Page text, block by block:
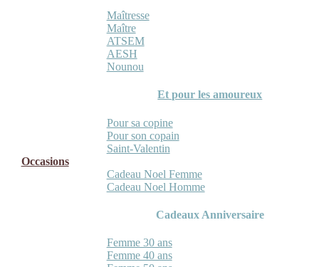
Maîtresse
Maître
ATSEM
AESH
Nounou
Et pour les amoureux
Pour sa copine
Pour son copain
Saint-Valentin
Occasions
Cadeau Noel Femme
Cadeau Noel Homme
Cadeaux Anniversaire
Femme 30 ans
Femme 40 ans